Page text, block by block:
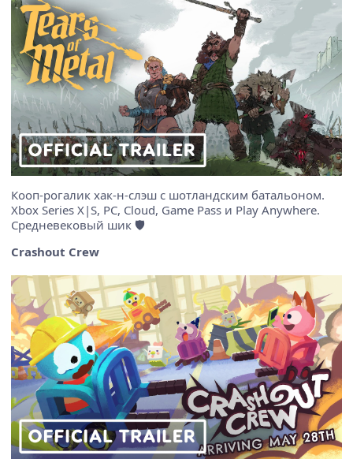
Кооп-рогалик хак-н-слэш с шотландским батальоном.
Xbox Series X|S, PC, Cloud, Game Pass и Play Anywhere.
Средневековый шик 🛡️
Crashout Crew